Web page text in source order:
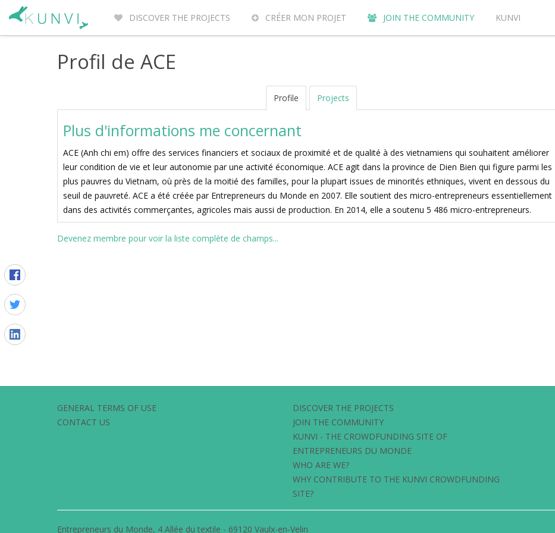
DISCOVER THE PROJECTS CRÉER MON PROJET JOIN THE COMMUNITY KUNVI
ENTREPRENEURS DU MONDE
Profil de ACE
Profile Projects
Plus d'informations me concernant
ACE (Anh chi em) offre des services financiers et sociaux de proximité et de qualité à des vietnamiens qui souhaitent améliorer
leur condition de vie et leur autonomie par une activité économique. ACE agit dans la province de Dien Bien qui figure parmi les
plus pauvres du Vietnam, où près de la moitié des familles, pour la plupart issues de minorités ethniques, vivent en dessous du
seuil de pauvreté. ACE a été créée par Entrepreneurs du Monde en 2007. Elle soutient des micro-entrepreneurs essentiellement
dans des activités commerçantes, agricoles mais aussi de production. En 2014, elle a soutenu 5 486 micro-entrepreneurs.
Devenez membre pour voir la liste complète de champs...
GENERAL TERMS OF USE
CONTACT US
DISCOVER THE PROJECTS
JOIN THE COMMUNITY
KUNVI - THE CROWDFUNDING SITE OF
ENTREPRENEURS DU MONDE
WHO ARE WE?
WHY CONTRIBUTE TO THE KUNVI CROWDFUNDING
SITE?
Entrepreneurs du Monde, 4 Allée du textile - 69120 Vaulx-en-Velin